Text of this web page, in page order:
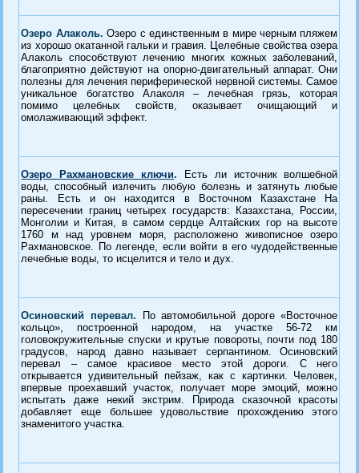
Озеро Алаколь. Озеро с единственным в мире черным пляжем
из хорошо окатанной гальки и гравия. Целебные свойства озера
Алаколь способствуют лечению многих кожных заболеваний,
благоприятно действуют на опорно-двигательный аппарат. Они
полезны для лечения периферической нервной системы. Самое
уникальное богатство Алаколя – лечебная грязь, которая
помимо целебных свойств, оказывает очищающий и
омолаживающий эффект.
Озеро Рахмановские ключи.
Есть ли источник волшебной
воды, способный излечить любую болезнь и затянуть любые
раны. Есть и он находится в Восточном Казахстане
На
пересечении границ четырех государств: Казахстана, России,
Монголии и Китая, в самом сердце Алтайских гор на высоте
1760 м над уровнем моря, расположено живописное озеро
Рахмановское. По легенде, если войти в его чудодейственные
лечебные воды, то исцелится и тело и дух.
Осиновский перевал.
По автомобильной дороге «Восточное
кольцо», построенной народом, на участке 56-72 км
головокружительные спуски и крутые повороты, почти под 180
градусов, народ давно называет серпантином. Осиновский
перевал – самое красивое место этой дороги. С него
открывается удивительный пейзаж, как с картинки. Человек,
впервые проехавший участок, получает море эмоций, можно
испытать даже некий экстрим. Природа сказочной красоты
добавляет еще большее удовольствие прохождению этого
знаменитого участка.